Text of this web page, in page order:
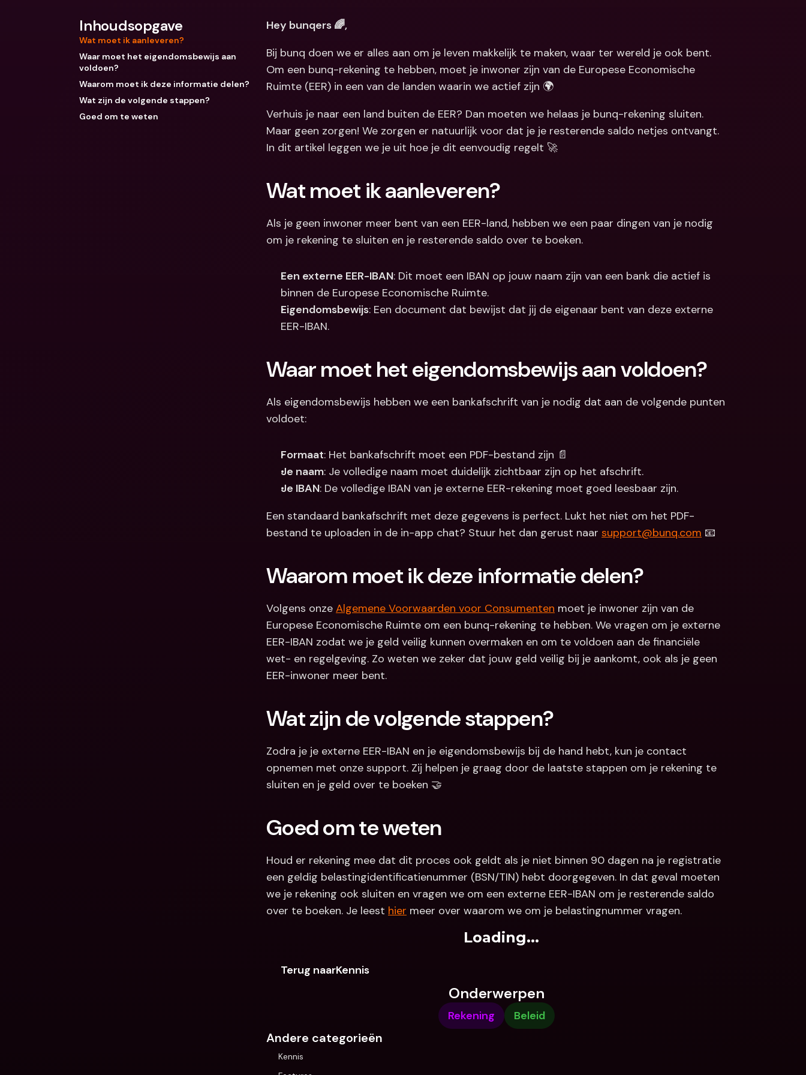
Inhoudsopgave
Wat moet ik aanleveren?
Waar moet het eigendomsbewijs aan
voldoen?
Waarom moet ik deze informatie delen?
Wat zijn de volgende stappen?
Goed om te weten
Hey bunqers 🌈,
Bij bunq doen we er alles aan om je leven makkelijk te maken, waar ter wereld je ook bent.
Om een bunq-rekening te hebben, moet je inwoner zijn van de Europese Economische
Ruimte (EER) in een van de landen waarin we actief zijn 🌍
Verhuis je naar een land buiten de EER? Dan moeten we helaas je bunq-rekening sluiten.
Maar geen zorgen! We zorgen er natuurlijk voor dat je je resterende saldo netjes ontvangt.
In dit artikel leggen we je uit hoe je dit eenvoudig regelt 🚀
Wat moet ik aanleveren?
Als je geen inwoner meer bent van een EER-land, hebben we een paar dingen van je nodig
om je rekening te sluiten en je resterende saldo over te boeken.
Een externe EER-IBAN: Dit moet een IBAN op jouw naam zijn van een bank die actief is
binnen de Europese Economische Ruimte.
Eigendomsbewijs: Een document dat bewijst dat jij de eigenaar bent van deze externe
EER-IBAN.
Waar moet het eigendomsbewijs aan voldoen?
Als eigendomsbewijs hebben we een bankafschrift van je nodig dat aan de volgende punten
voldoet:
Formaat: Het bankafschrift moet een PDF-bestand zijn 📄
Je naam: Je volledige naam moet duidelijk zichtbaar zijn op het afschrift.
Je IBAN: De volledige IBAN van je externe EER-rekening moet goed leesbaar zijn.
Een standaard bankafschrift met deze gegevens is perfect. Lukt het niet om het PDF-
bestand te uploaden in de in-app chat? Stuur het dan gerust naar support@bunq.com 📧
Waarom moet ik deze informatie delen?
Volgens onze Algemene Voorwaarden voor Consumenten moet je inwoner zijn van de
Europese Economische Ruimte om een bunq-rekening te hebben. We vragen om je externe
EER-IBAN zodat we je geld veilig kunnen overmaken en om te voldoen aan de financiële
wet- en regelgeving. Zo weten we zeker dat jouw geld veilig bij je aankomt, ook als je geen
EER-inwoner meer bent.
Wat zijn de volgende stappen?
Zodra je je externe EER-IBAN en je eigendomsbewijs bij de hand hebt, kun je contact
opnemen met onze support. Zij helpen je graag door de laatste stappen om je rekening te
sluiten en je geld over te boeken 🤝
Goed om te weten
Houd er rekening mee dat dit proces ook geldt als je niet binnen 90 dagen na je registratie
een geldig belastingidentificatienummer (BSN/TIN) hebt doorgegeven. In dat geval moeten
we je rekening ook sluiten en vragen we om een externe EER-IBAN om je resterende saldo
over te boeken. Je leest hier meer over waarom we om je belastingnummer vragen.
Loading...
Terug naarKennis
Onderwerpen
Rekening Beleid
Andere categorieën
Kennis